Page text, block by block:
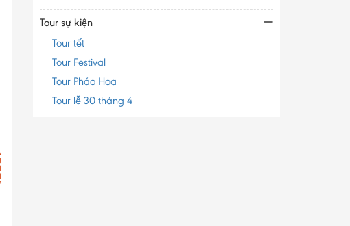
Tour sự kiện
Tour tết
Tour Festival
Tour Pháo Hoa
Tour lễ 30 tháng 4